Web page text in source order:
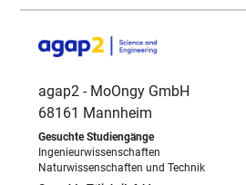
agap2 - MoOngy GmbH
68161 Mannheim
Ingenieurwissenschaften
Naturwissenschaften und Technik